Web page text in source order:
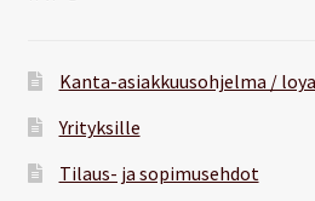
Kanta-asiakkuusohjelma /
Yrityksille
Tilaus- ja sopimusehdot